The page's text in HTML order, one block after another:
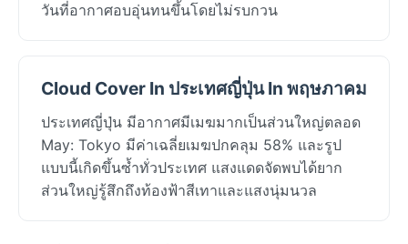
วันที่อากาศอบอุ่นทนขึ้นโดยไม่รบกวน
Cloud Cover In ประเทศญี่ปุ่น In พฤษภาคม
ประเทศญี่ปุ่น มีอากาศมีเมฆมากเป็นส่วนใหญ่ตลอด
May: Tokyo มีค่าเฉลี่ยเมฆปกคลุม 58% และรูป
แบบนี้เกิดขึ้นซ้ำทั่วประเทศ แสงแดดจัดพบได้ยาก
ส่วนใหญ่รู้สึกถึงท้องฟ้าสีเทาและแสงนุ่มนวล